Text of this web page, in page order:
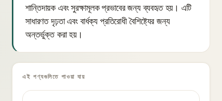
শান্তিদায়ক এবং সুরক্ষামূলক প্রভাবের জন্য ব্যবহৃত হয়। এটি
সাধারণত দৃঢ়তা এবং বার্ধক্য প্রতিরোধী বৈশিষ্ট্যের জন্য
অন্তর্ভুক্ত করা হয়।
এই পণ্যগুলিতে পাওয়া যায়